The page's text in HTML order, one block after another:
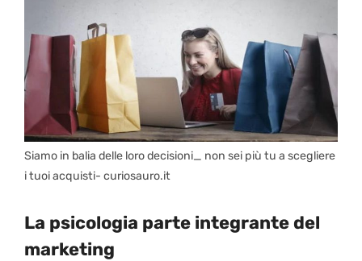
Siamo in balia delle loro decisioni_ non sei più tu a scegliere
i tuoi acquisti- curiosauro.it
La psicologia parte integrante del
marketing